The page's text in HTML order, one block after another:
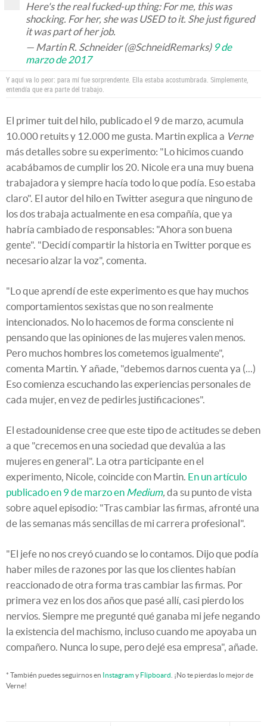
Here's the real fucked-up thing: For me, this was
shocking. For her, she was USED to it. She just figured
it was part of her job.
— Martin R. Schneider (@SchneidRemarks) 9 de
marzo de 2017
Y aquí va lo peor: para mí fue sorprendente. Ella estaba acostumbrada. Simplemente,
entendía que era parte del trabajo.
El primer tuit del hilo, publicado el 9 de marzo, acumula
10.000 retuits y 12.000 me gusta. Martin explica a Verne
más detalles sobre su experimento: "Lo hicimos cuando
acabábamos de cumplir los 20. Nicole era una muy buena
trabajadora y siempre hacía todo lo que podía. Eso estaba
claro". El autor del hilo en Twitter asegura que ninguno de
los dos trabaja actualmente en esa compañía, que ya
habría cambiado de responsables: "Ahora son buena
gente". "Decidí compartir la historia en Twitter porque es
necesario alzar la voz", comenta.
"Lo que aprendí de este experimento es que hay muchos
comportamientos sexistas que no son realmente
intencionados. No lo hacemos de forma consciente ni
pensando que las opiniones de las mujeres valen menos.
Pero muchos hombres los cometemos igualmente",
comenta Martin. Y añade, "debemos darnos cuenta ya (...)
Eso comienza escuchando las experiencias personales de
cada mujer, en vez de pedirles justificaciones".
El estadounidense cree que este tipo de actitudes se deben
a que "crecemos en una sociedad que devalúa a las
mujeres en general". La otra participante en el
experimento, Nicole, coincide con Martin. En un artículo
publicado en 9 de marzo en Medium, da su punto de vista
sobre aquel episodio: "Tras cambiar las firmas, afronté una
de las semanas más sencillas de mi carrera profesional".
"El jefe no nos creyó cuando se lo contamos. Dijo que podía
haber miles de razones por las que los clientes habían
reaccionado de otra forma tras cambiar las firmas. Por
primera vez en los dos años que pasé allí, casi pierdo los
nervios. Siempre me pregunté qué ganaba mi jefe negando
la existencia del machismo, incluso cuando me apoyaba un
compañero. Nunca lo supe, pero dejé esa empresa", añade.
* También puedes seguirnos en Instagramy Flipboard . ¡No te pierdas lo mejor de
Verne!